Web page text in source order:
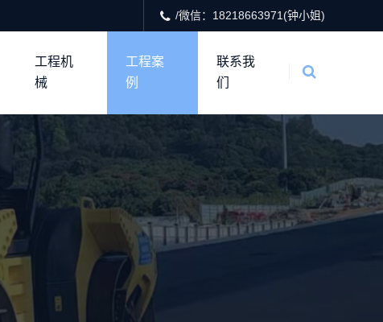
/微信：18218663971(钟小姐)
工程机
械
工程案
例
联系我
们